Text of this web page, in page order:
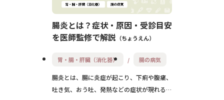
腸炎とは？症状・原因・受診目安
を医師監修で解説
ちょうえん
胃・腸・肝臓（消化器） 腸の病気
腸炎とは、腸に炎症が起こり、下痢や腹痛、
吐き気、おう吐、発熱などの症状が現れる病